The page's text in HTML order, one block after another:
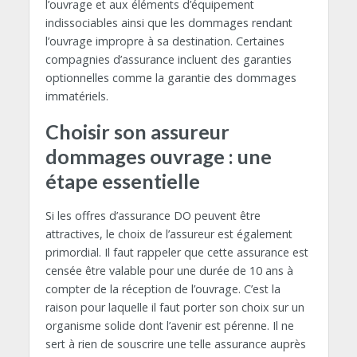
l’ouvrage et aux éléments d’équipement
indissociables ainsi que les dommages rendant
l’ouvrage impropre à sa destination. Certaines
compagnies d’assurance incluent des garanties
optionnelles comme la garantie des dommages
immatériels.
Choisir son assureur
dommages ouvrage : une
étape essentielle
Si les offres d’assurance DO peuvent être
attractives, le choix de l’assureur est également
primordial. Il faut rappeler que cette assurance est
censée être valable pour une durée de 10 ans à
compter de la réception de l’ouvrage. C’est la
raison pour laquelle il faut porter son choix sur un
organisme solide dont l’avenir est pérenne. Il ne
sert à rien de souscrire une telle assurance auprès